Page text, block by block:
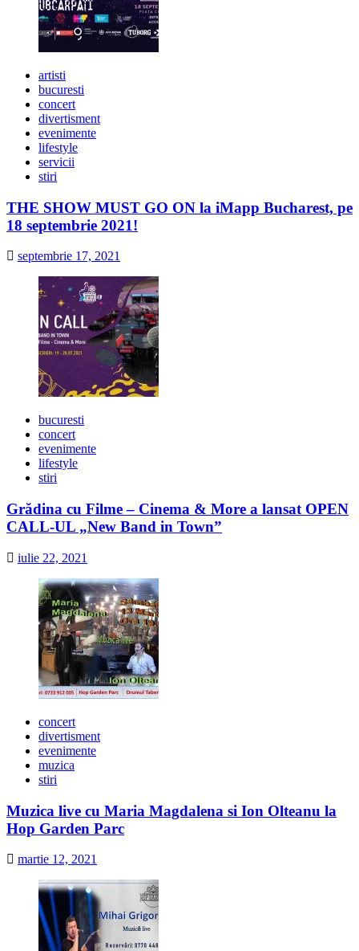
artisti
bucuresti
concert
divertisment
evenimente
lifestyle
servicii
stiri
THE SHOW MUST GO ON la iMapp Bucharest, pe
18 septembrie 2021!
septembrie 17, 2021
bucuresti
concert
evenimente
lifestyle
stiri
Grădina cu Filme – Cinema & More a lansat OPEN
CALL-UL „New Band in Town”
iulie 22, 2021
concert
divertisment
evenimente
muzica
stiri
Muzica live cu Maria Magdalena si Ion Olteanu la
Hop Garden Parc
martie 12, 2021